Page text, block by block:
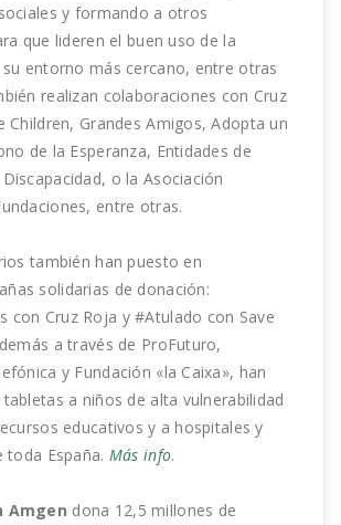
y formando a otros
que lideren el buen uso de la
entorno más cercano, entre otras
realizan colaboraciones con Cruz
Children, Grandes Amigos, Adopta un
de la Esperanza, Entidades de
o la Asociación
entre otras.
también han puesto en
solidarias de donación:
con Cruz Roja y #Atulado con Save
a través de ProFuturo,
y Fundación «la Caixa», han
a niños de alta vulnerabilidad
educativos y a hospitales y
toda España. Más info.
Amgen dona 12,5 millones de